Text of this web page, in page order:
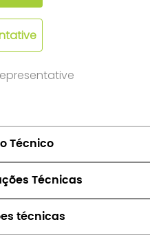
Técnico
Técnicas
técnicas